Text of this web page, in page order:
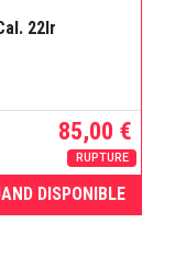
22lr
85,00 €
RUPTURE
DISPONIBLE